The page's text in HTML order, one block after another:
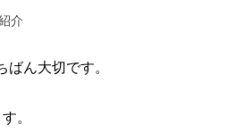
介
ん大切です。
。